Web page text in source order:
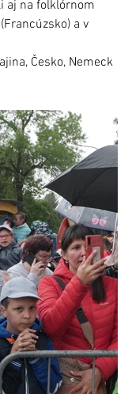
aj na folklórnom
a v
Česko, Nemeck